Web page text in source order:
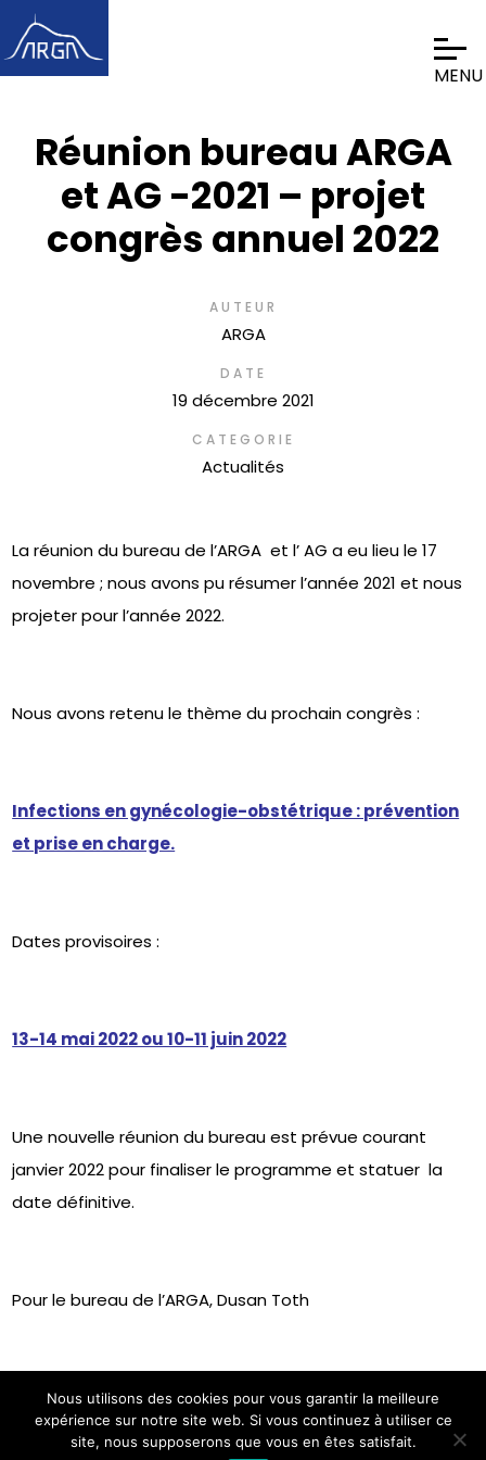
Réunion bureau ARGA
et AG -2021 – projet
congrès annuel 2022
AUTEUR
ARGA
DATE
19 décembre 2021
CATEGORIE
Actualités
La réunion du bureau de l’ARGA et l’ AG a eu lieu le 17
novembre ; nous avons pu résumer l’année 2021 et nous
projeter pour l’année 2022.
Nous avons retenu le thème du prochain congrès :
Infections en gynécologie-obstétrique : prévention
et prise en charge.
Dates provisoires :
13-14 mai 2022 ou 10-11 juin 2022
Une nouvelle réunion du bureau est prévue courant
janvier 2022 pour finaliser le programme et statuer la
date définitive.
Pour le bureau de l’ARGA, Dusan Toth
Nous utilisons des cookies pour vous garantir la meilleure
expérience sur notre site web. Si vous continuez à utiliser ce
site, nous supposerons que vous en êtes satisfait.